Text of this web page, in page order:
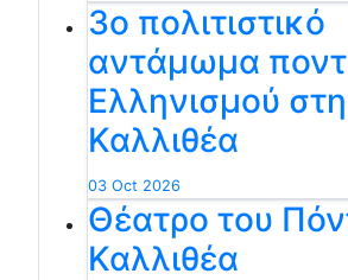
3ο πολιτιστικό
αντάμωμα
Ελληνισμού
Καλλιθέα
03 Oct 2026
Θέατρο του
Καλλιθέα